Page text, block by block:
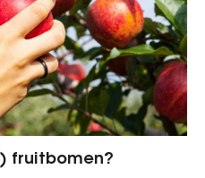
fruitbomen?